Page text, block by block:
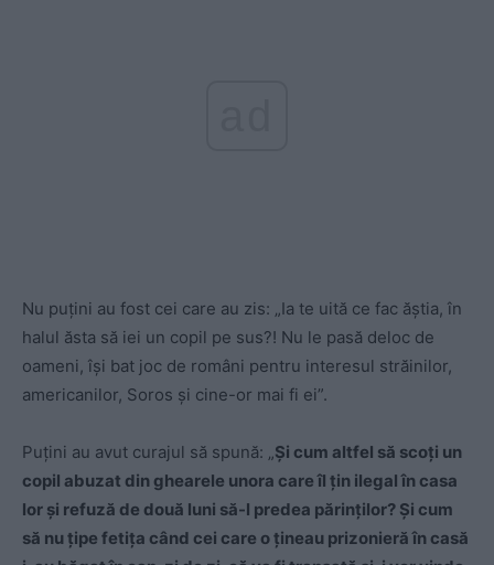
Nu puţini au fost cei care au zis: „Ia te uită ce fac ăştia, în
halul ăsta să iei un copil pe sus?! Nu le pasă deloc de
oameni, îşi bat joc de români pentru interesul străinilor,
americanilor, Soros şi cine-or mai fi ei”.
Puţini au avut curajul să spună: „Şi cum altfel să scoţi un
copil abuzat din ghearele unora care îl ţin ilegal în casa
lor şi refuză de două luni să-l predea părinţilor? Şi cum
să nu ţipe fetiţa când cei care o ţineau prizonieră în casă